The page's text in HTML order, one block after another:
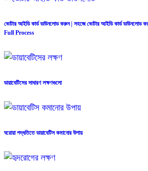
ভোটার আইডি কার্ড ডাউনলোড করুন | সহজে ভোটার আইডি কার্ড
Full Process
ডায়াবেটিসের সাধারণ লক্ষণগুলো
ঘরোয়া পদ্ধতিতে ডায়াবেটিস কমানোর উপায়